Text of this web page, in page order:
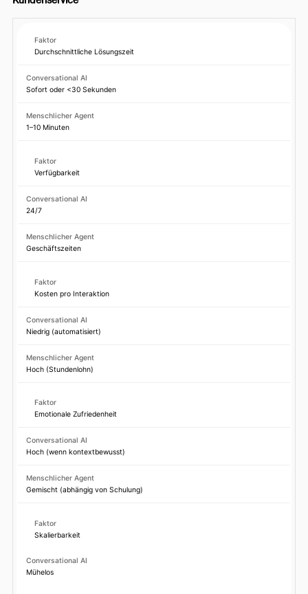
Durchschnittliche Lösungszeit
Sofort oder <30 Sekunden
1–10 Minuten
Verfügbarkeit
24/7
Geschäftszeiten
Kosten pro Interaktion
Niedrig (automatisiert)
Hoch (Stundenlohn)
Emotionale Zufriedenheit
Hoch (wenn kontextbewusst)
Gemischt (abhängig von Schulung)
Skalierbarkeit
Mühelos